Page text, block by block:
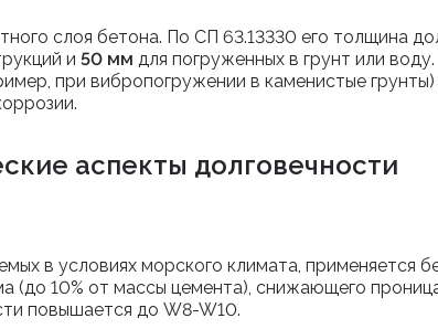
слоя бетона. По СП 63.13330 его толщина
и 50 мм для погруженных в грунт или воду.
при вибропогружении в каменистые
аспекты долговечности
в условиях морского климата, применяется
(до 10% от массы цемента), снижающего
повышается до W8-W10.